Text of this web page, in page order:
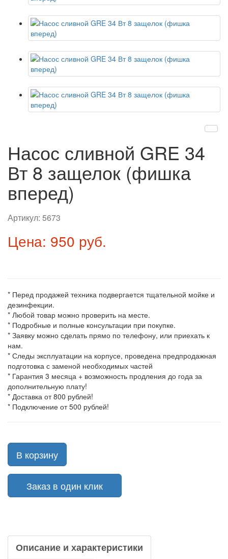
Насос сливной GRE 34
Вт 8 защелок (фишка
вперед)
Артикул: 5673
Цена: 950 руб.
* Перед продажей техника подвергается тщательной мойке и
дезинфекции.
* Любой товар можно проверить на месте.
* Подробные и полные консультации при покупке.
* Заявку можно сделать прямо по телефону, или приехать к
нам.
* Следы эксплуатации на корпусе, проведена предпродажная
подготовка с заменой необходимых частей
* Гарантия 3 месяца + возможность продления до года за
дополнительную плату!
* Доставка от 800 рублей!
* Подключение от 500 рублей!
В корзину
Заказ в один клик
Описание и характеристики